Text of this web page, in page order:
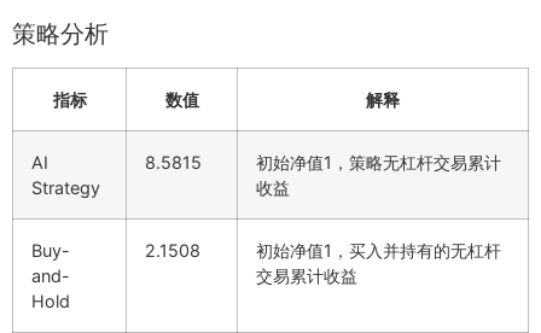
策略分析
指标 数值 解释
AI
Strategy
8.5815
初始净值1，策略无杠杆交易累计
收益
Buy-
and-
Hold
2.1508
初始净值1，买入并持有的无杠杆
交易累计收益